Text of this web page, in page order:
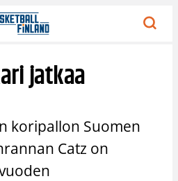
jatkaa
koripallon Suomen
Catz on